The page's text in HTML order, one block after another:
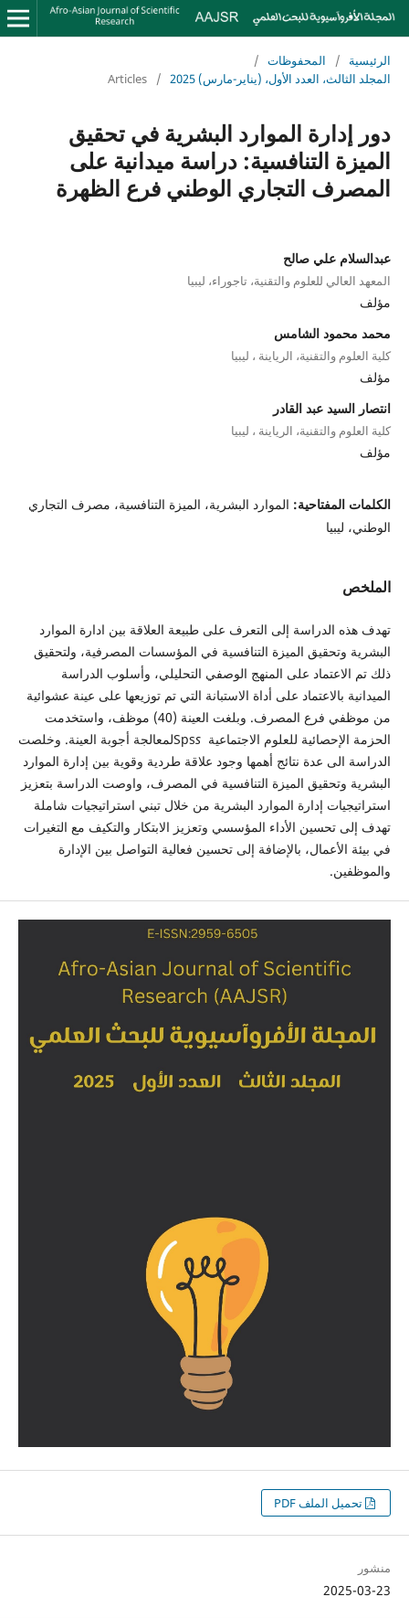
الرئيسية / المحفوظات /
المجلد الثالث، العدد الأول، (يناير-مارس) 2025
/
Articles
دور إدارة الموارد البشرية في تحقيق
الميزة التنافسية: دراسة ميدانية على
المصرف التجاري الوطني فرع الظهرة
عبدالسلام علي صالح
المعهد العالي للعلوم والتقنية، تاجوراء، ليبيا
مؤلف
محمد محمود الشامس
كلية العلوم والتقنية، الرياينة ، ليبيا
مؤلف
انتصار السيد عبد القادر
كلية العلوم والتقنية، الرياينة ، ليبيا
مؤلف
الكلمات المفتاحية: الموارد البشرية، الميزة التنافسية، مصرف التجاري
الوطني، ليبيا
الملخص
تهدف هذه الدراسة إلى التعرف على طبيعة العلاقة بين ادارة الموارد
البشرية وتحقيق الميزة التنافسية في المؤسسات المصرفية، ولتحقيق
ذلك تم الاعتماد على المنهج الوصفي التحليلي، وأسلوب الدراسة
الميدانية بالاعتماد على أداة الاستبانة التي تم توزيعها على عينة عشوائية
من موظفي فرع المصرف. وبلغت العينة (40) موظف، واستخدمت
الحزمة الإحصائية للعلوم الاجتماعية
Spss
لمعالجة أجوبة العينة. وخلصت
الدراسة الى عدة نتائج أهمها وجود علاقة طردية وقوية بين إدارة الموارد
البشرية وتحقيق الميزة التنافسية في المصرف، واوصت الدراسة بتعزيز
استراتيجيات إدارة الموارد البشرية من خلال تبني استراتيجيات شاملة
تهدف إلى تحسين الأداء المؤسسي وتعزيز الابتكار والتكيف مع التغيرات
في بيئة الأعمال، بالإضافة إلى تحسين فعالية التواصل بين الإدارة
والموظفين.
تحميل الملف PDF
منشور
2025-03-23